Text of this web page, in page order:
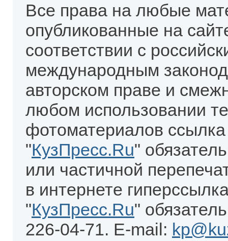
Все права на любые
опубликованные на
соответствии с
международным
авторском праве и
любом использовании
фотоматериалов
"КузПресс.Ru"
или частичной
в интернете
"КузПресс.Ru"
226-04-71. E-mail: